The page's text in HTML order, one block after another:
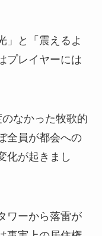
」と「震えるよ
プレイヤーには
なかった牧歌的
全員が都会への
化が起きまし
ワーから落雷が